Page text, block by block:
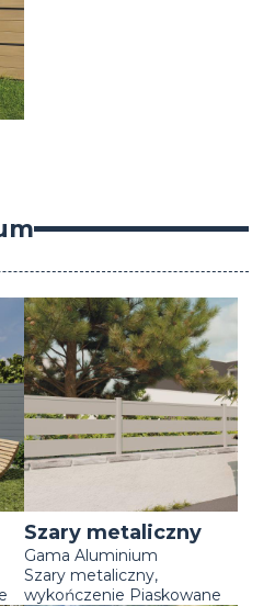
Szary metaliczny
Gama Aluminium
Szary metaliczny,
wykończenie Piaskowane